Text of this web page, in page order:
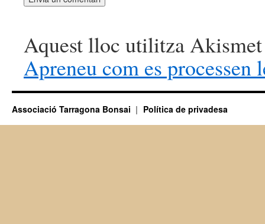
Aquest lloc utilitza
Apreneu com es processen
Associació Tarragona Bonsai Política de privadesa